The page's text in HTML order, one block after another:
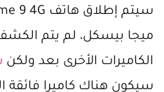
ميجا بيسكل، لم يتم
الكاميرات الأخرى بعد ولكن